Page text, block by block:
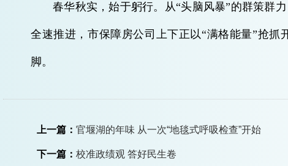
春华秋实，始于躬行。从“头脑风暴”的群策群
全速推进，市保障房公司上下正以“满格能量”抢
脚。
上一篇： 官堰湖的年味 从一次“地毯式呼吸检查”开始
下一篇： 校准政绩观 答好民生卷